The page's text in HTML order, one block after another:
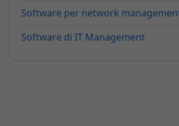
Software per network
Software di IT Management